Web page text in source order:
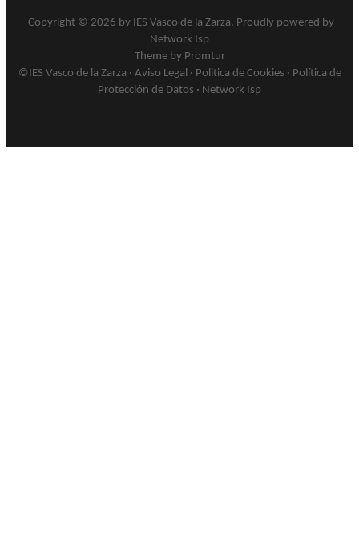
Copyright © 2026 by IES Vasco de la Zarza. Proudly powered by
Network Isp
Theme by Promtur
©IES Vasco de la Zarza · Aviso Legal· Politica de Cookies · Política de
Protección de Datos · Network Isp